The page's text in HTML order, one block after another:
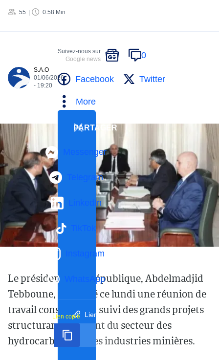
55 0:58 Min
S.A.O
01/06/2026
- 19:20
Suivez-nous sur
Google news
0
Facebook Twitter
More
PARTAGER
Messenger
Telegram
LinkedIn
TikTok
Instagram
WhatsApp
Lien court
Lien copié
Le président de la République, Abdelmadjid
Tebboune, a présidé ce lundi une réunion de
travail consacrée au suivi des grands projets
structurants relevant du secteur des
hydrocarbures et des industries minières.